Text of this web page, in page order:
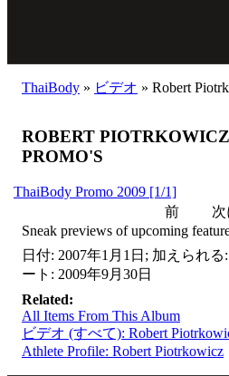
ThaiBody » ビデオ » Robert
ROBERT
PROMO'S
ThaiBody Promo 2009 [1/1]
前
次
Sneak previews of upcoming
日付: 2007年1月1日; 加えられ
ート: 2009年9月30日
Related:
All Items From This Album
ビデオ (すべて): Robert
Athlete Profile: Robert Piotrkowicz